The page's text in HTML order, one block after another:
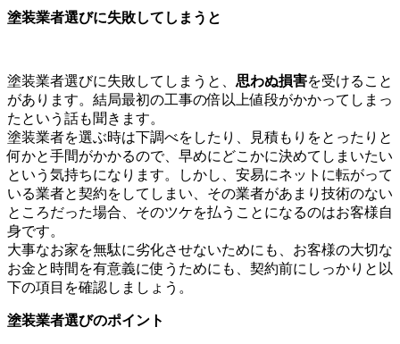
塗装業者選びに失敗してしまうと
塗装業者選びに失敗してしまうと、 思わぬ損害を受けること
があります。結局最初の工事の倍以上値段がかかってしまっ
たという話も聞きます。
塗装業者を選ぶ時は下調べをしたり、見積もりをとったりと
何かと手間がかかるので、早めにどこかに決めてしまいたい
という気持ちになります。しかし、安易にネットに転がって
いる業者と契約をしてしまい、その業者があまり技術のない
ところだった場合、そのツケを払うことになるのはお客様自
身です。
大事なお家を無駄に劣化させないためにも、お客様の大切な
お金と時間を有意義に使うためにも、契約前にしっかりと以
下の項目を確認しましょう。
塗装業者選びのポイント